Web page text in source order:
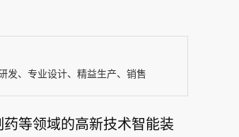
发、专业设计、精益生产、销售
等领域的高新技术智能装